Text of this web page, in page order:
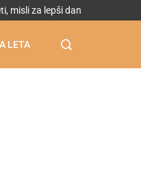
misli za lepši dan
LETA